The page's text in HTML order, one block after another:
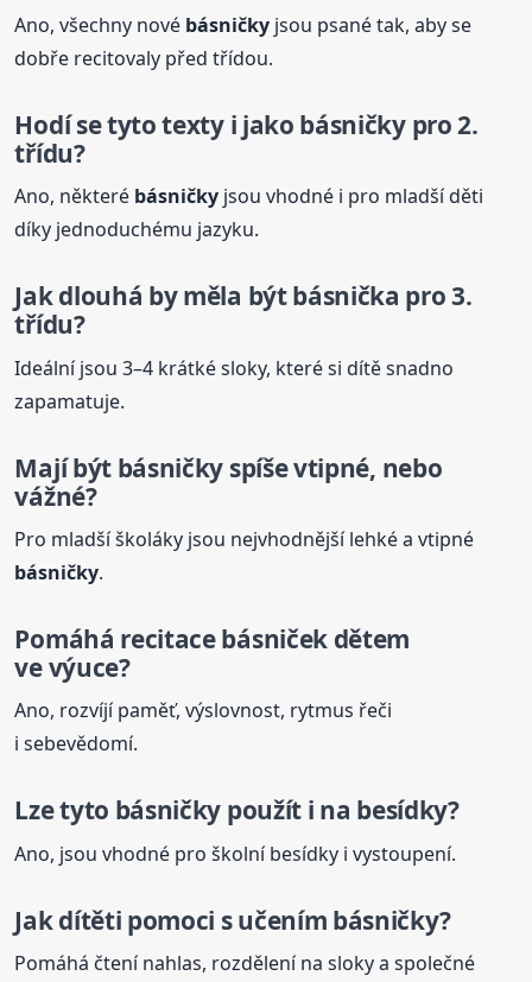
Ano, všechny nové básničky jsou psané tak, aby se
dobře recitovaly před třídou.
Hodí se tyto texty i jako básničkypro 2.
třídu?
Ano, některé básničky jsou vhodné i pro mladší děti
díky jednoduchému jazyku.
Jak dlouhá by měla být básnička pro 3.
třídu?
Ideální jsou 3–4 krátké sloky, které si dítě snadno
zapamatuje.
Mají být básničky spíše vtipné, nebo
vážné?
Pro mladší školáky jsou nejvhodnější lehké a vtipné
básničky.
Pomáhá recitace básniček dětem
ve výuce?
Ano, rozvíjí paměť, výslovnost, rytmus řeči
i sebevědomí.
Lze tyto básničky použít i na besídky?
Ano, jsou vhodné pro školní besídky i vystoupení.
Jak dítěti pomoci s učením básničky?
Pomáhá čtení nahlas, rozdělení na sloky a společné